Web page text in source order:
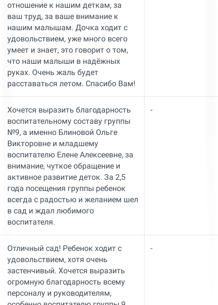
отношение к нашим деткам, за
ваш труд, за ваше внимание к
нашим малышам. Дочка ходит с
удовольствием, уже много всего
умеет и знает, это говорит о том,
что наши малыши в надёжных
руках. Очень жаль будет
расставаться летом. Спасибо Вам!
Хочется выразить благодарность
воспитательному составу группы
№9, а именно Блиновой Ольге
Викторовне и младшему
воспитателю Елене Алексеевне, за
внимание, чуткое обращение и
активное развитие деток. За 2,5
года посещения группы ребенок
всегда с радостью и желанием шел
в сад и ждал любимого
воспитателя.
-
Отличный сад! Ребенок ходит с
удовольствием, хотя очень
застенчивый. Хочется выразить
огромную благодарность всему
персоналу и руководителям,
-